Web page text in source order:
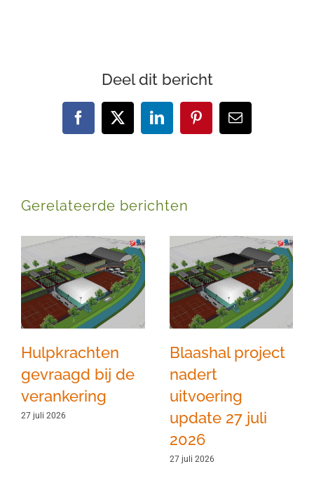
Deel dit bericht
Facebook
X LinkedInPinterest
E-
mail
Gerelateerde berichten
Hulpkrachten
gevraagd bij de
verankering
27 juli 2026
Blaashal project
nadert
uitvoering
update 27 juli
2026
27 juli 2026